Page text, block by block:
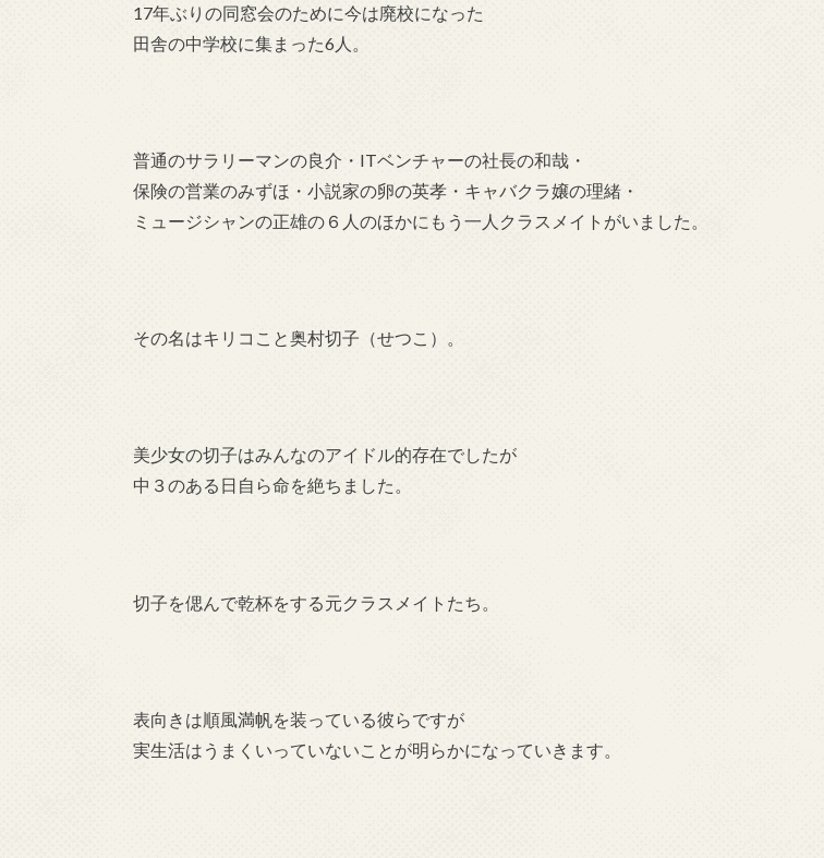
17年ぶりの同窓会のために今は廃校になった
田舎の中学校に集まった6人。
普通のサラリーマンの良介・ITベンチャーの社長の和哉・
保険の営業のみずほ・小説家の卵の英孝・キャバクラ嬢の理緒・
ミュージシャンの正雄の６人のほかにもう一人クラスメイトがいました。
その名はキリコこと奥村切子（せつこ）。
美少女の切子はみんなのアイドル的存在でしたが
中３のある日自ら命を絶ちました。
切子を偲んで乾杯をする元クラスメイトたち。
表向きは順風満帆を装っている彼らですが
実生活はうまくいっていないことが明らかになっていきます。